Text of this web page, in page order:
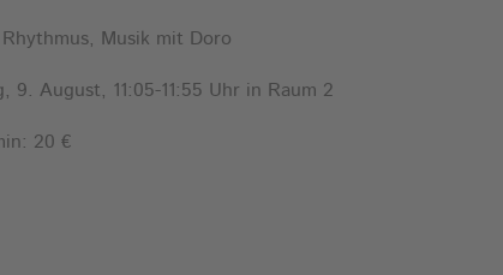
Musik mit Doro
9. August, 11:05-11:55 Uhr in Raum 2
20 €